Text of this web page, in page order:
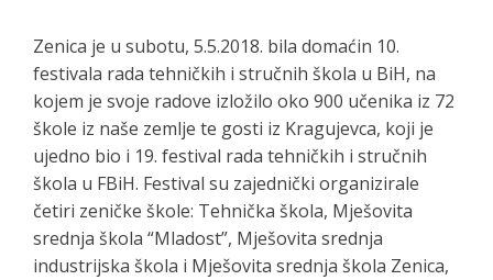
Zenica je u subotu, 5.5.2018. bila domaćin 10.
festivala rada tehničkih i stručnih škola u BiH, na
kojem je svoje radove izložilo oko 900 učenika iz 72
škole iz naše zemlje te gosti iz Kragujevca, koji je
ujedno bio i 19. festival rada tehničkih i stručnih
škola u FBiH. Festival su zajednički organizirale
četiri zeničke škole: Tehnička škola, Mješovita
srednja škola “Mladost”, Mješovita srednja
industrijska škola i Mješovita srednja škola Zenica,